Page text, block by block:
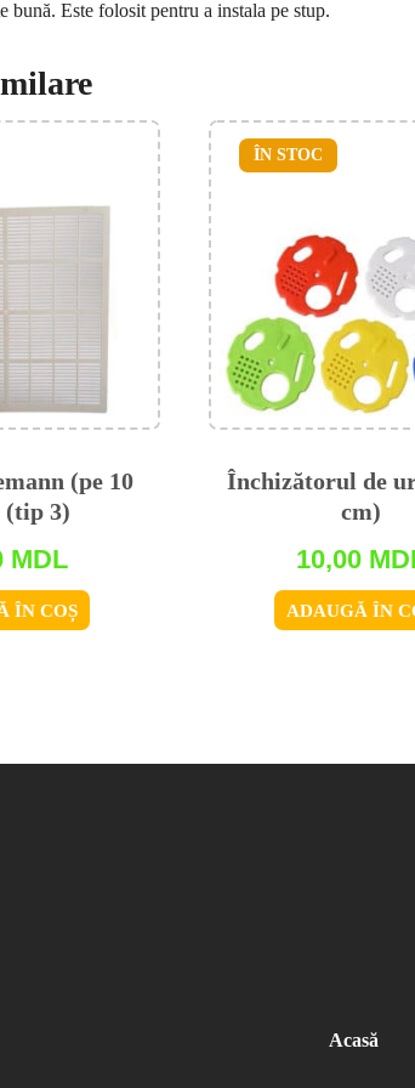
bună. Este folosit pentru a instala pe stup.
(pe 10
(tip 3)
MDL
ÎN COȘ
Închizătorul de
cm)
10,00
ADAUGĂ ÎN
ÎN STOC
Acasă